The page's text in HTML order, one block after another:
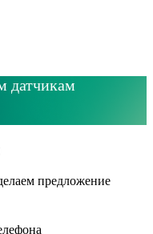
датчикам
предложение